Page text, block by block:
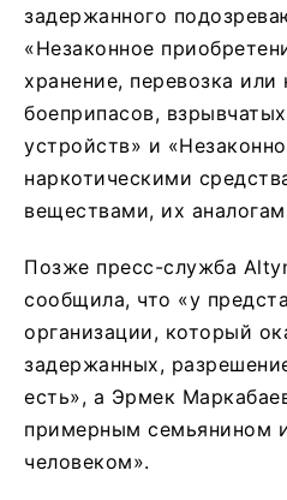
задержанного
«Незаконное
хранение, перевозка
боеприпасов,
устройств» и
наркотическими
веществами, их
Позже пресс-служба
сообщила, что «у
организации, который
задержанных,
есть», а Эрмек
примерным семьянином
человеком».